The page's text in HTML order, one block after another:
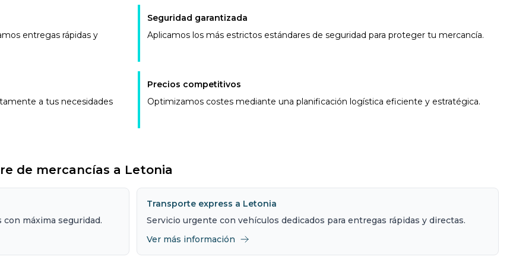
entregas rápidas y
Seguridad garantizada
Aplicamos los más estrictos estándares de seguridad para proteger tu mercancía.
a tus necesidades
Precios competitivos
Optimizamos costes mediante una planificación logística eficiente y estratégica.
de mercancías a Letonia
máxima seguridad.
Transporte express a Letonia
Servicio urgente con vehículos dedicados para entregas rápidas y directas.
Ver más información